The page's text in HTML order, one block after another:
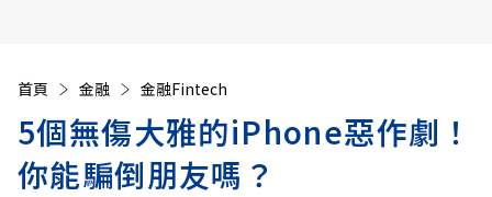
首頁 金融 金融Fintech
5個無傷大雅的iPhone惡作劇！
你能騙倒朋友嗎？